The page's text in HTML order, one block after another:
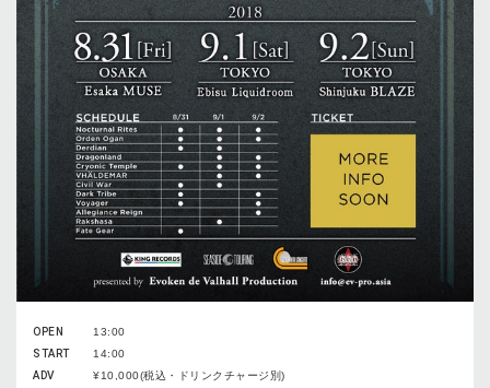
OPEN
13:00
START
14:00
ADV
¥10,000(税込・ドリンクチャージ別)